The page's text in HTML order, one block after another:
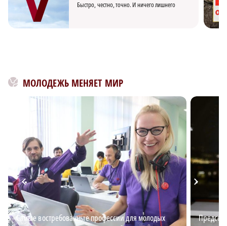
Быстро, честно, точно. И ничего лишнего
МОЛОДЕЖЬ МЕНЯЕТ МИР
Самые востребованные профессии для молодых